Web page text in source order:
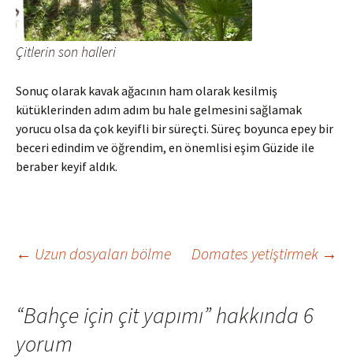
Çitlerin son halleri
Sonuç olarak kavak ağacının ham olarak kesilmiş
kütüklerinden adım adım bu hale gelmesini sağlamak
yorucu olsa da çok keyifli bir süreçti. Süreç boyunca epey bir
beceri edindim ve öğrendim, en önemlisi eşim Güzide ile
beraber keyif aldık.
Yazı
dolaşımı
← Uzun dosyaları bölme Domates yetiştirmek →
“Bahçe için çit yapımı” hakkında 6
yorum